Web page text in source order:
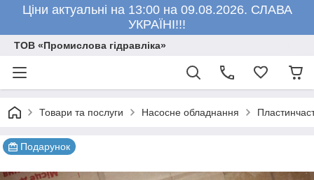
Ціни актуальні на 13:00 на 09.08.2026. СЛАВА
УКРАЇНІ!!!
ТОВ «Промислова гідравліка»
Товари та послуги Насосне обладнання
Подарунок